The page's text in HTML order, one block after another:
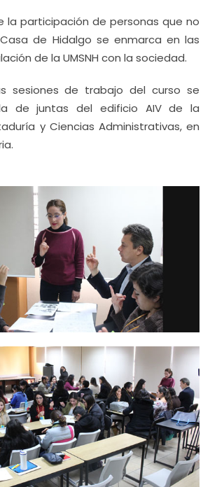
la participación de personas que no
de Hidalgo se enmarca en las
de la UMSNH con la sociedad.
sesiones de trabajo del curso se
de juntas del edificio AIV de la
y Ciencias Administrativas, en